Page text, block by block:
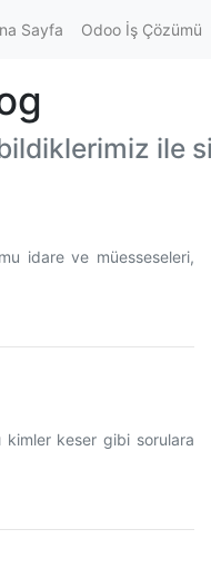
Sayfa Odoo İş Çözümü
ile
idare ve müesseseleri,
kimler keser gibi sorulara